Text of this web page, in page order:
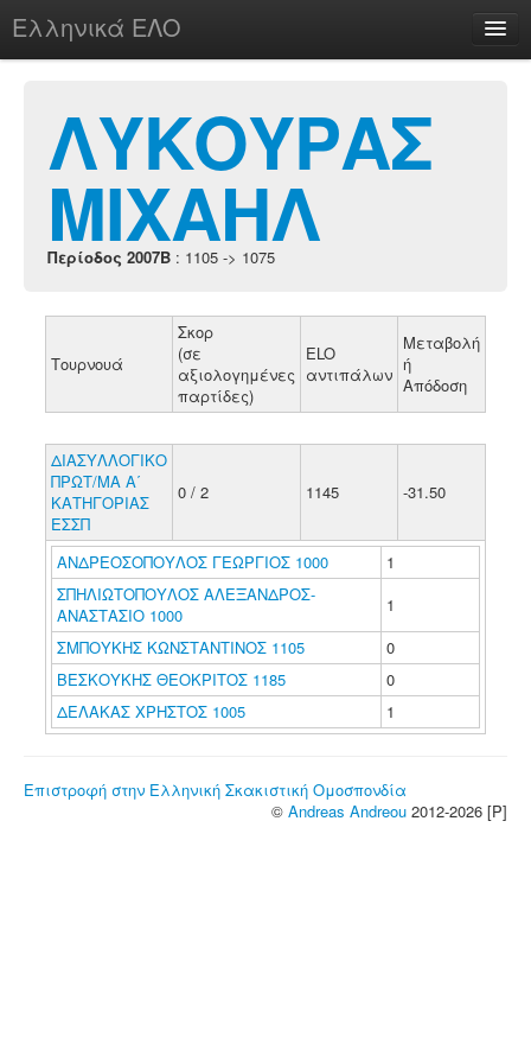
Ελληνικά ΕΛΟ
chesstu.be @ discord
Login
ΛΥΚΟΥΡΑΣ
ΜΙΧΑΗΛ
Περίοδος 2007B : 1105 -> 1075
Τουρνουά
Σκορ
(σε
αξιολογημένες
παρτίδες)
ELO
αντιπάλων
Μεταβολή
ή
Απόδοση
ΔΙΑΣΥΛΛΟΓΙΚΟ
ΠΡΩΤ/ΜΑ Α΄
ΚΑΤΗΓΟΡΙΑΣ
ΕΣΣΠ
0 / 2 1145 -31.50
ΑΝΔΡΕΟΣΟΠΟΥΛΟΣ ΓΕΩΡΓΙΟΣ 1000
1
ΣΠΗΛΙΩΤΟΠΟΥΛΟΣ ΑΛΕΞΑΝΔΡΟΣ-
ΑΝΑΣΤΑΣΙΟ 1000
1
ΣΜΠΟΥΚΗΣ ΚΩΝΣΤΑΝΤΙΝΟΣ 1105
0
ΒΕΣΚΟΥΚΗΣ ΘΕΟΚΡΙΤΟΣ 1185
0
ΔΕΛΑΚΑΣ ΧΡΗΣΤΟΣ 1005
1
Επιστροφή στην Ελληνική Σκακιστική Ομοσπονδία
© Andreas Andreou 2012-2026 [P]